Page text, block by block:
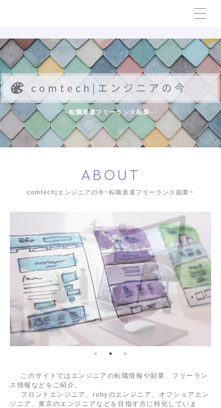
comtech|エンジニアの今
~転職派遣フリーランス副業~
ABOUT
comtech|エンジニアの今~転職派遣フリーランス副業~
このサイトではエンジニアの転職情報や副業、フリーラン
ス情報などをご紹介。
フロントエンジニア、rubyのエンジニア、オフショアエン
ジニア、東京のエンジニアなどを目指す方に特化していま